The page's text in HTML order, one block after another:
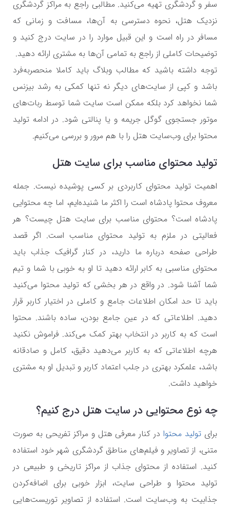
سفر و گردشگری تهیه می‌کنید. مطالبی راجع به مراکز گردشگری
نزدیک هتل، نحوه دسترسی به آن‌ها، مسافت و زمانی که
مسافر در راه است و این قبیل موارد را در سایت درج کنید و
توضیحات کاملی از راجع به تمامی آن‌ها به مشتری ارائه دهید.
توجه داشته باشید که مطالب وبلاگ باید کاملا منحصربه‌فرد
باشد و کپی از سایت‌های دیگر نه تنها کمکی به رشد بیزنس
شما نخواهد کرد بلکه ممکن است سایت شما توسط ربات‌های
موتور جستجوی گوگل جریمه و یا پنالتی شود. در ادامه تولید
محتوا برای وب‌سایت هتل را با هم مرور و بررسی می‌کنیم.
تولید محتوای مناسب برای سایت هتل
اهمیت تولید محتوای کاربردی بر کسی پوشیده نیست. جمله
معروف محتوا پادشاه است را اکثر ما شنیده‌ایم، اما چه محتوایی
پادشاه است؟ محتوای مناسب برای سایت هتل چیست؟ هر
فعالیتی در ملزم به تولید محتوای مناسب است. اگر قصد
طراحی صفحه درباره ما دارید، در کنار گرافیک جذاب باید
محتوای مناسبی به کابر ارائه دهید تا او به خوبی با شما و تیم
شما آشنا شود. در واقع در هر بخشی که تولید محتوا می‌کنید
باید تا حد امکان اطلاعات جامع و کاملی در اختیار کاربر قرار
دهید. اطلاعاتی که در عین جامع بودن، ساده باشند. محتوا
است که به کاربر در انتخاب بهتر کمک می‌کند. فراموش نکنید
هرچه اطلاعاتی که به کاربر می‌دهید دقیق، کامل و صادقانه
باشد، علمکرد بهتری در جلب اعتماد کاربر و تبدیل او به مشتری
خواهید داشت.
چه نوع محتوایی در سایت هتل درج کنیم؟
برای تولید محتوادر کنار معرفی هتل و مراکز تفریحی به صورت
متنی، از تصاویر و فیلم‌های مناطق گردشگری شهر خود استفاده
کنید. استفاده از محتوای جذاب از مراکز تاریخی و طبیعی در
تولید محتوا و طراحی سایت، ابزار خوبی برای اضافه‌کردن
جذابیت به وب‌سایت است. استفاده از تصاویر توریست‌هایی